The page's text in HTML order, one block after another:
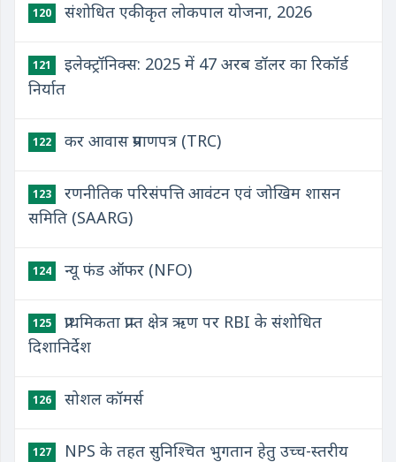
120 संशोधित एकीकृत लोकपाल योजना, 2026
121
इलेक्ट्रॉनिक्स: 2025 में 47 अरब डॉलर का रिकॉर्ड
निर्यात
122 कर आवास प्रमाणपत्र (TRC)
123
रणनीतिक परिसंपत्ति आवंटन एवं जोखिम शासन
समिति (SAARG)
124 न्यू फंड ऑफर (NFO)
125
प्राथमिकता प्राप्त क्षेत्र ऋण पर RBI के संशोधित
दिशानिर्देश
126 सोशल कॉमर्स
127
NPS के तहत सुनिश्चित भुगतान हेतु उच्च-स्तरीय